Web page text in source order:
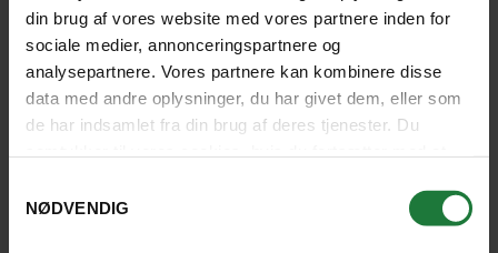
din brug af vores website med vores partnere inden for
sociale medier, annonceringspartnere og
analysepartnere. Vores partnere kan kombinere disse
data med andre oplysninger, du har givet dem, eller som
de har indsamlet fra din brug af deres tjenester. Du
NØDVENDIG
Sejltur på Zambezifloden
Varighed: 2 timer
Inkluderet: Engelsktalende guide
Transport
455 kr.pr. person